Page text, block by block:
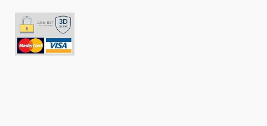
Indonesia
Italiano